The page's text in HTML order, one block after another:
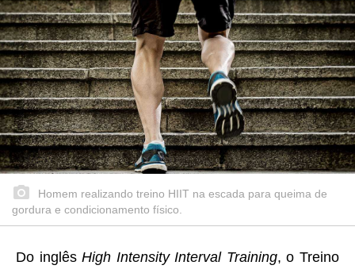
Homem realizando treino HIIT na escada para queima de
gordura e condicionamento físico.
Do inglêsHigh Intensity Interval Training, o Treino